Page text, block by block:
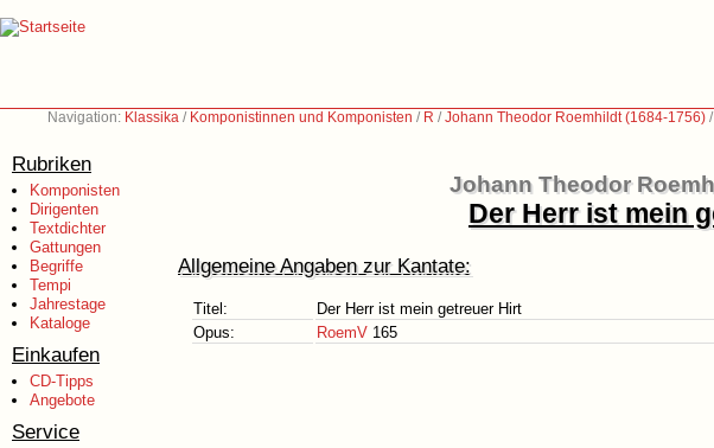
Navigation: Klassika / Komponistinnen und Komponisten / R /Johann Theodor Roemhildt (1684-1756) /
Rubriken
Komponisten
Dirigenten
Textdichter
Gattungen
Begriffe
Tempi
Jahrestage
Kataloge
Einkaufen
CD-Tipps
Angebote
Service
Johann Theodor
Der Herr ist mein
Allgemeine Angaben zur Kantate:
Titel:
Der Herr ist mein getreuer Hirt
Opus:
RoemV 165